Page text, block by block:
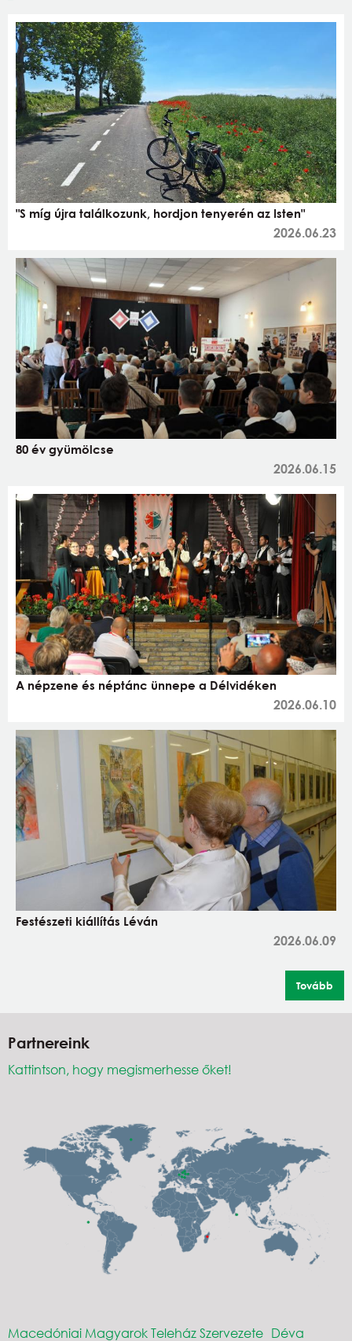
"S míg újra találkozunk, hordjon tenyerén az Isten"
2026.06.23
80 év gyümölcse
2026.06.15
A népzene és néptánc ünnepe a Délvidéken
2026.06.10
Festészeti kiállítás Léván
2026.06.09
Tovább
Partnereink
Kattintson, hogy megismerhesse őket!
Macedóniai Magyarok Teleház Szervezete Déva